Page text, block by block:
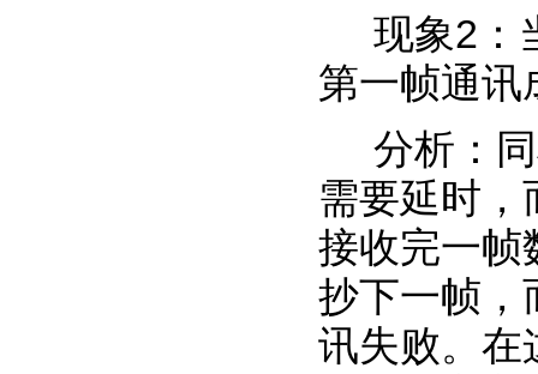
现象2：
第一帧通讯
分析：
需要延时，
接收完一帧
抄下一帧，
讯失败。在